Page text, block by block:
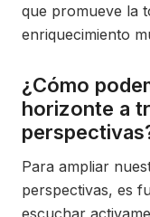
que promueve la
enriquecimiento
¿Cómo
horizonte a
Para ampliar
perspectivas, es
escuchar